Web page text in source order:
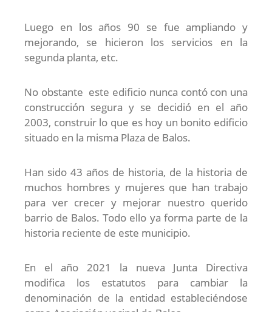
Luego en los años 90 se fue ampliando y
mejorando, se hicieron los servicios en la
segunda planta, etc.
No obstante este edificio nunca contó con una
construcción segura y se decidió en el año
2003, construir lo que es hoy un bonito edificio
situado en la misma Plaza de Balos.
Han sido 43 años de historia, de la historia de
muchos hombres y mujeres que han trabajo
para ver crecer y mejorar nuestro querido
barrio de Balos. Todo ello ya forma parte de la
historia reciente de este municipio.
En el año 2021 la nueva Junta Directiva
modifica los estatutos para cambiar la
denominación de la entidad estableciéndose